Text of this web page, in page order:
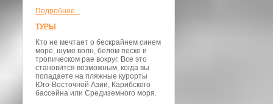
Подробнее...
ТУРЫ
Кто не мечтает о бескрайнем синем
море, шуме волн, белом песке и
тропическом рае вокруг. Все это
становится возможным, когда вы
попадаете на пляжные курорты
Юго-Восточной Азии, Карибского
бассейна или Средиземного моря.